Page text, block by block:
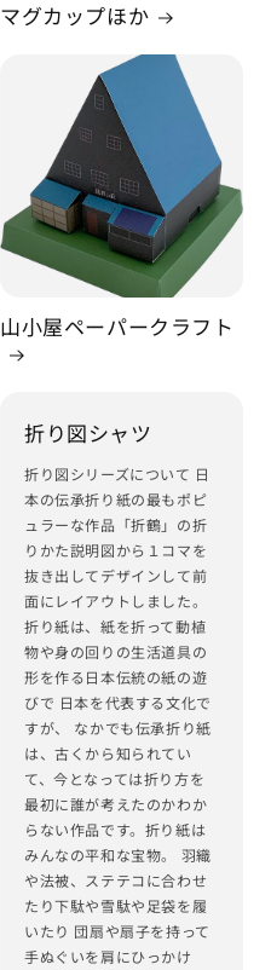
マグカップほか
山小屋ペーパークラフト
折り図シャツ
折り図シリーズについて 日
本の伝承折り紙の最もポピ
ュラーな作品「折鶴」の折
りかた説明図から１コマを
抜き出してデザインして前
面にレイアウトしました。
折り紙は、紙を折って動植
物や身の回りの生活道具の
形を作る日本伝統の紙の遊
びで 日本を代表する文化で
すが、 なかでも伝承折り紙
は、古くから知られてい
て、今となっては折り方を
最初に誰が考えたのかわか
らない作品です。折り紙は
みんなの平和な宝物。 羽織
や法被、ステテコに合わせ
たり下駄や雪駄や足袋を履
いたり 団扇や扇子を持って
手ぬぐいを肩にひっかけ